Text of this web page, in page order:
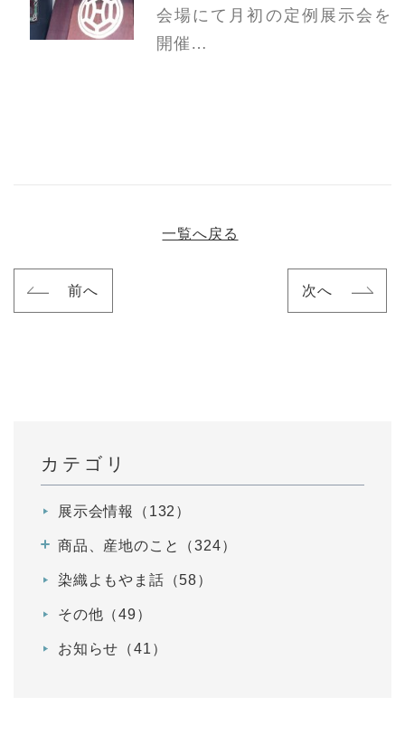
会場にて月初の定例展示会を
開催…
前へ
一覧へ戻る
次へ
カテゴリ
展示会情報（132）
商品、産地のこと（324）
染織よもやま話（58）
その他（49）
お知らせ（41）